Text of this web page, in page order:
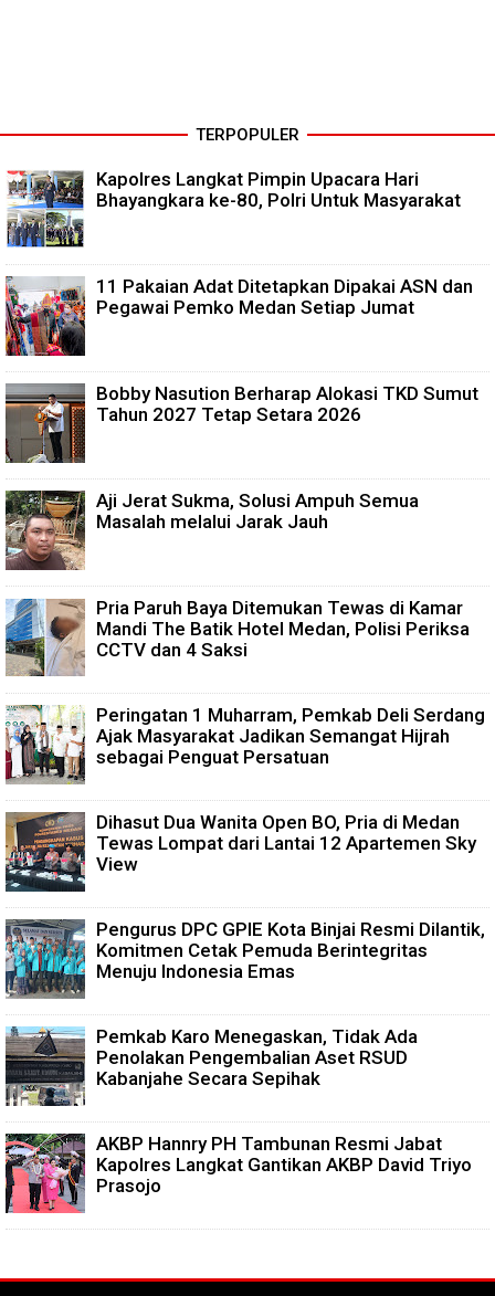
TERPOPULER
Kapolres Langkat Pimpin Upacara Hari
Bhayangkara ke-80, Polri Untuk Masyarakat
11 Pakaian Adat Ditetapkan Dipakai ASN dan
Pegawai Pemko Medan Setiap Jumat
Bobby Nasution Berharap Alokasi TKD Sumut
Tahun 2027 Tetap Setara 2026
Aji Jerat Sukma, Solusi Ampuh Semua
Masalah melalui Jarak Jauh
Pria Paruh Baya Ditemukan Tewas di Kamar
Mandi The Batik Hotel Medan, Polisi Periksa
CCTV dan 4 Saksi
Peringatan 1 Muharram, Pemkab Deli Serdang
Ajak Masyarakat Jadikan Semangat Hijrah
sebagai Penguat Persatuan
Dihasut Dua Wanita Open BO, Pria di Medan
Tewas Lompat dari Lantai 12 Apartemen Sky
View
Pengurus DPC GPIE Kota Binjai Resmi Dilantik,
Komitmen Cetak Pemuda Berintegritas
Menuju Indonesia Emas
Pemkab Karo Menegaskan, Tidak Ada
Penolakan Pengembalian Aset RSUD
Kabanjahe Secara Sepihak
AKBP Hannry PH Tambunan Resmi Jabat
Kapolres Langkat Gantikan AKBP David Triyo
Prasojo